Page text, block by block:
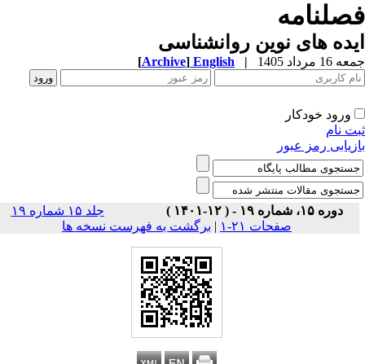
های نوین روانشناسی
مرداد 1405 |
English
[Archive]
ورود خودکار
نام
رمز عبور
دوره ۱۵، شماره ۱۹ - ( ۱۲-۱۴۰۱ )
جلد ۱۵ شماره ۱۹
صفحات ۲۱-۱
| برگشت به فهرست نسخه ها